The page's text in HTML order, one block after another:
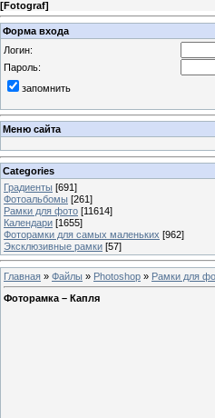
[Fotograf]
Форма входа
Логин:
Пароль:
запомнить
Меню сайта
Categories
Градиенты [691]
Фотоальбомы [261]
Рамки для фото [11614]
Календари [1655]
Фоторамки для самых маленьких [962]
Эксклюзивные рамки [57]
Главная » Файлы » Photoshop » Рамки для
Фоторамка – Капля